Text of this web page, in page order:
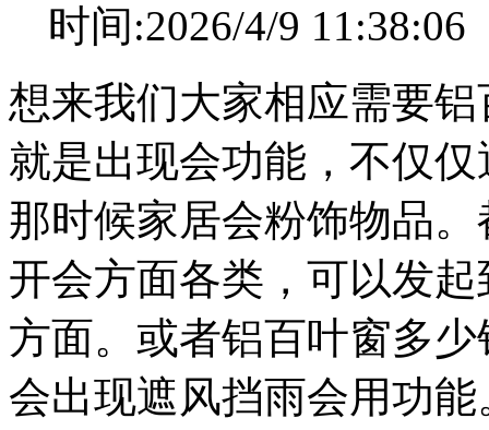
时间:2026/4/9
想来我们大家相应需要
就是出现会功能，不仅
那时候家居会粉饰物品
开会方面各类，可以发
方面。或者铝百叶窗多
会出现遮风挡雨会用功